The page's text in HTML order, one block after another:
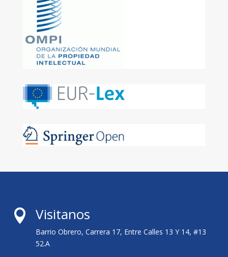
 Visitanos
Barrio Obrero, Carrera 17, Entre Calles 13 Y 14, #13
52.A